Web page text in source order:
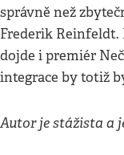
správně než
Frederik Reinfeldt.
dojde i premiér
integrace by totiž
Autor je stážista a